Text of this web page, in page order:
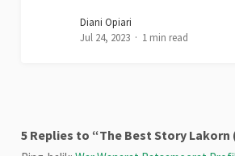
Diani Opiari
Jul 24, 2023
1 min read
5 Replies to “The Best Story Lakorn